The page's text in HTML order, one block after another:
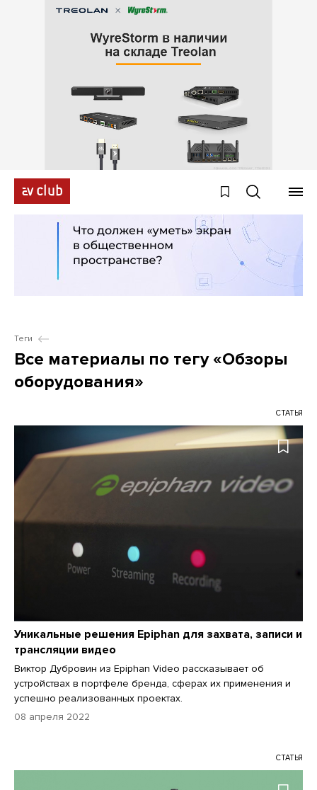
Теги
Все материалы по тегу «Обзоры
оборудования»
СТАТЬЯ
Уникальные решения Epiphan для захвата, записи и
трансляции видео
Виктор Дубровин из Epiphan Video рассказывает об
устройствах в портфеле бренда, сферах их применения и
успешно реализованных проектах.
08 апреля 2022
СТАТЬЯ